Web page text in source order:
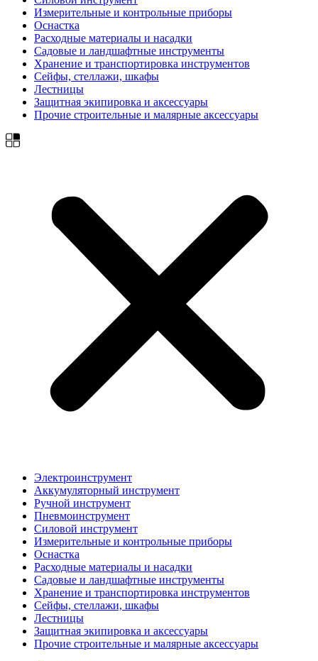
Измерительные и контрольные приборы
Оснастка
Расходные материалы и насадки
Садовые и ландшафтные инструменты
Хранение и транспортировка инструментов
Сейфы, стеллажи, шкафы
Лестницы
Защитная экипировка и аксессуары
Прочие строительные и малярные аксессуары
Электроинструмент
Аккумуляторный инструмент
Ручной инструмент
Пневмоинструмент
Силовой инструмент
Измерительные и контрольные приборы
Оснастка
Расходные материалы и насадки
Садовые и ландшафтные инструменты
Хранение и транспортировка инструментов
Сейфы, стеллажи, шкафы
Лестницы
Защитная экипировка и аксессуары
Прочие строительные и малярные аксессуары